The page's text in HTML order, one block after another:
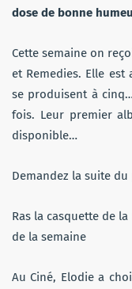
dose de bonne
Cette semaine on
et Remedies. Elle
se produisent à
fois. Leur premier
disponible…
Demandez la suite du
Ras la casquette de
de la semaine
Au Ciné, Elodie a